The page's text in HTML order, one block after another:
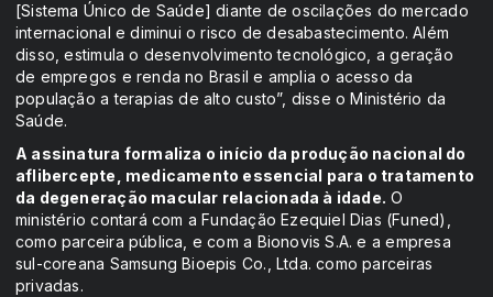
[Sistema Único de Saúde] diante de oscilações do mercado
internacional e diminui o risco de desabastecimento. Além
disso, estimula o desenvolvimento tecnológico, a geração
de empregos e renda no Brasil e amplia o acesso da
população a terapias de alto custo”, disse o Ministério da
Saúde.
A assinatura formaliza o início da produção nacional do
aflibercepte, medicamento essencial para o tratamento
da degeneração macular relacionada à idade. O
ministério contará com a Fundação Ezequiel Dias (Funed),
como parceira pública, e com a Bionovis S.A. e a empresa
sul-coreana Samsung Bioepis Co., Ltda. como parceiras
privadas.